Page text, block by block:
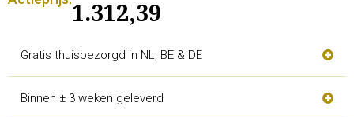
1.312,39
Gratis thuisbezorgd in NL, BE & DE
Binnen ± 3 weken geleverd